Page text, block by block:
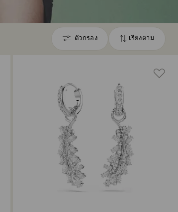
ตัวกรอง
ตัว
เรียงตาม
เรียง